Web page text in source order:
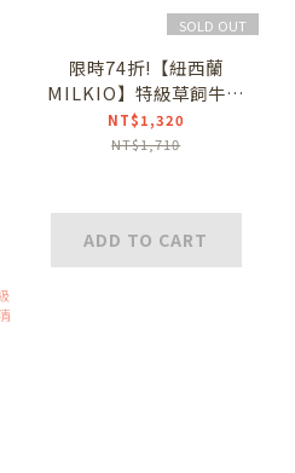
SOLD OUT
限時74折!【紐西蘭
MILKIO】特級草飼牛無
水奶油3瓶 (250毫升*3
瓶) Ghee澄清奶油
NT$1,320
NT$1,710
ADD TO CART